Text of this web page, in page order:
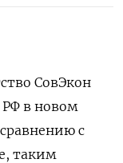
СовЭкон
РФ в новом
с
таким